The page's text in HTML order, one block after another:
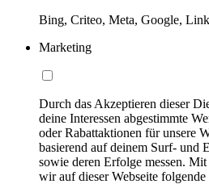
Bing, Criteo, Meta, Google,
Marketing
Durch das Akzeptieren dieser
deine Interessen abgestimmte
oder Rabattaktionen für unsere
basierend auf deinem Surf- und
sowie deren Erfolge messen.
wir auf dieser Webseite